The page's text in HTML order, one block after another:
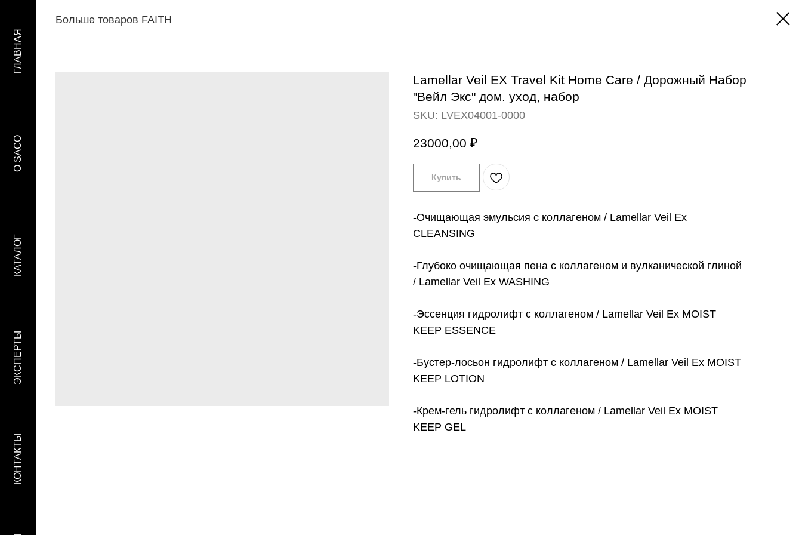
Больше товаров FAITH
Lamellar Veil EX Travel Kit Home Care / Дорожный Набор
"Вейл Экс" дом. уход, набор
SKU: LVEX04001-0000
23000,00 ₽
Купить
-Очищающая эмульсия с коллагеном / Lamellar Veil Еx
CLEANSING
-Глубоко очищающая пена с коллагеном и вулканической глиной
/ Lamellar Veil Еx WASHING
-Эссенция гидролифт с коллагеном / Lamellar Veil Еx MOIST
KEEP ESSENCE
-Бустер-лосьон гидролифт с коллагеном / Lamellar Veil Ex MOIST
KEEP LOTION
-Крем-гель гидролифт с коллагеном / Lamellar Veil Еx MOIST
KEEP GEL
КОНТАКТЫ
ЭКСПЕРТЫ
КАТАЛОГ
O SACO
ГЛАВНАЯ